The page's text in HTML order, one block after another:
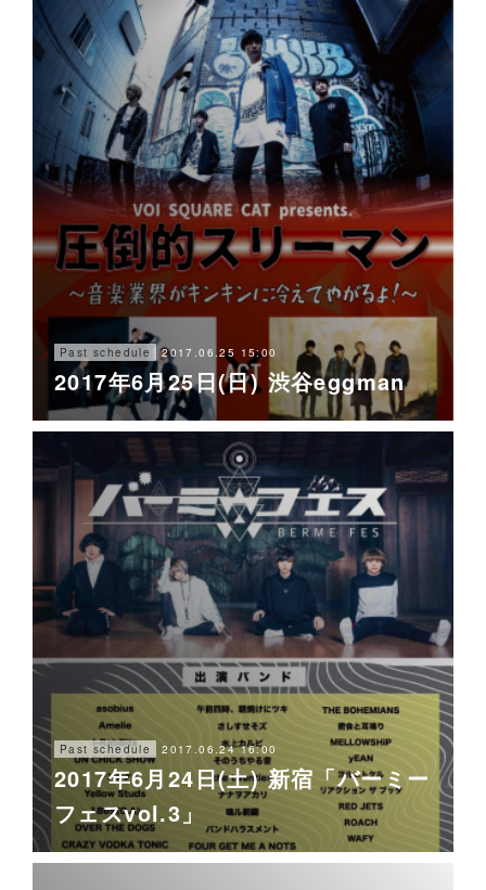
Past schedule 2017.06.25 15:00
2017年6月25日(日) 渋谷eggman
Past schedule 2017.06.24 16:00
2017年6月24日(土) 新宿「バーミー
フェスvol.3」